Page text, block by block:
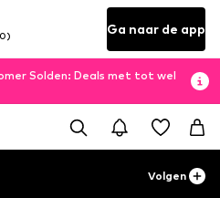
Ga naar de app
Solden: Deals met tot wel
Volgen